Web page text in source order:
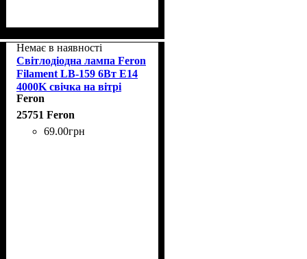
Немає в наявності
Світлодіодна лампа Feron
Filament LB-159 6Вт E14
4000K свічка на вітрі
Feron
25751 Feron
69.00грн